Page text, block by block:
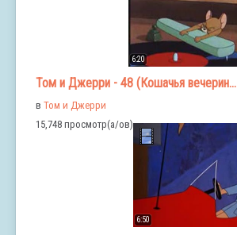
6:20
Том и Джерри - 48 (Кошачья вечерин...
в Том и Джерри
15,748 просмотр(а/ов)
6:50